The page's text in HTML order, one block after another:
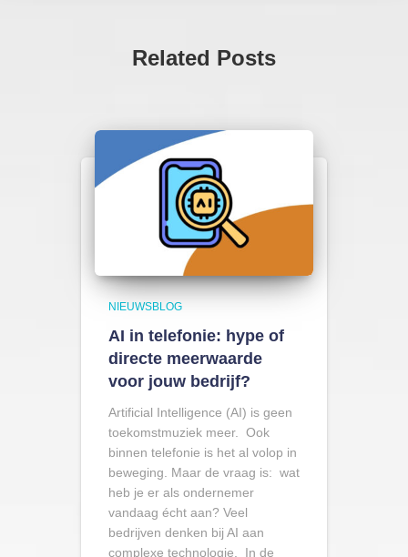
Related Posts
NIEUWSBLOG
AI in telefonie: hype of
directe meerwaarde
voor jouw bedrijf?
Artificial Intelligence (AI) is geen
toekomstmuziek meer. Ook
binnen telefonie is het al volop in
beweging. Maar de vraag is: wat
heb je er als ondernemer
vandaag écht aan? Veel
bedrijven denken bij AI aan
complexe technologie. In de